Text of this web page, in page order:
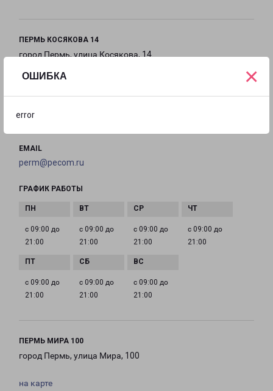
ОШИБКА
error
×
ПЕРМЬ КОСЯКОВА 14
город Пермь, улица Косякова, 14
на карте
EMAIL
perm@pecom.ru
ГРАФИК РАБОТЫ
с 09:00 до
21:00
с 09:00 до
21:00
с 09:00 до
21:00
с 09:00 до
21:00
с 09:00 до
21:00
с 09:00 до
21:00
с 09:00 до
21:00
ПЕРМЬ МИРА 100
город Пермь, улица Мира, 100
на карте